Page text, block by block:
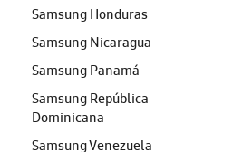
Samsung Honduras
Samsung Nicaragua
Samsung Panamá
Samsung República
Dominicana
Samsung Venezuela